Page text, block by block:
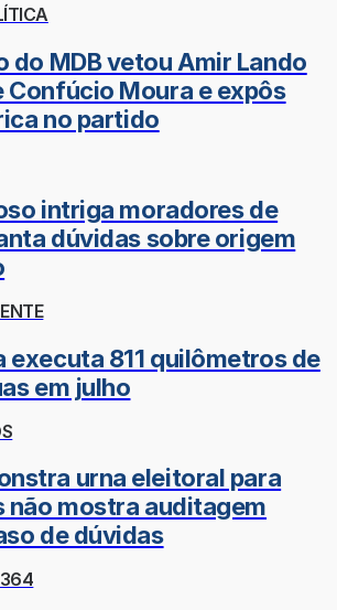
do MDB vetou Amir Lando
Confúcio Moura e expôs
no partido
intriga moradores de
dúvidas sobre origem
executa 811 quilômetros de
em julho
urna eleitoral para
não mostra auditagem
de dúvidas
364